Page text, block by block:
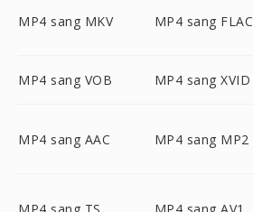
MP4 sang MKV MP4 sang FLAC
MP4 sang VOB MP4 sang XVID
MP4 sang AAC MP4 sang MP2
MP4 sang TS MP4 sang AV1